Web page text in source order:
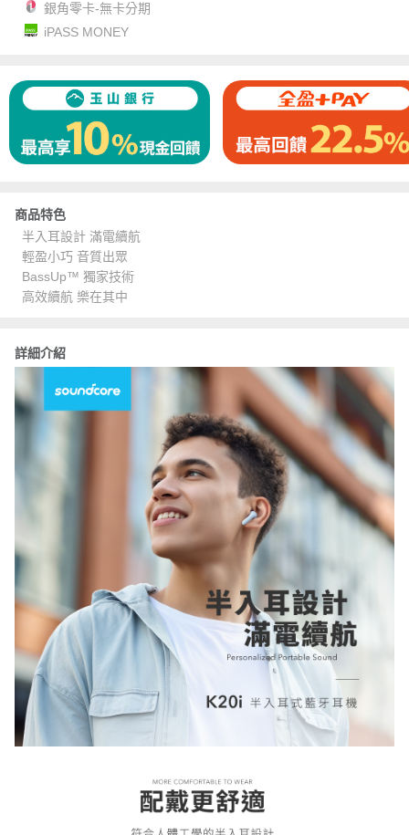
銀角零卡-無卡分期
iPASS MONEY
商品特色
半入耳設計 滿電續航
輕盈小巧 音質出眾
BassUp™ 獨家技術
高效續航 樂在其中
詳細介紹